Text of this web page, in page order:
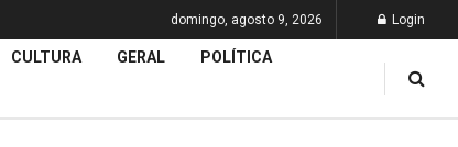
domingo, agosto 9, 2026 Login
CULTURA GERAL POLÍTICA